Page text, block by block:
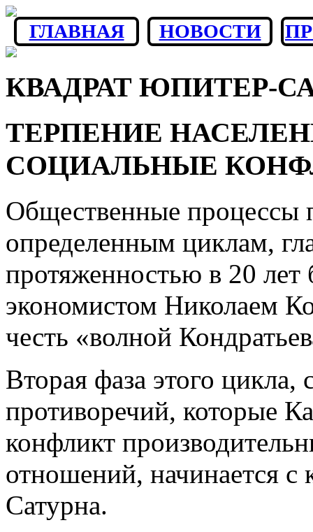
ГЛАВНАЯ НОВОСТИ
КВАДРАТ ЮПИТЕР-
ТЕРПЕНИЕ
СОЦИАЛЬНЫЕ
Общественные процессы
определенным циклам,
протяженностью в 20
экономистом Николаем
честь «волной
Вторая фаза этого цикла,
противоречий, которые
конфликт
отношений, начинается
Сатурна.